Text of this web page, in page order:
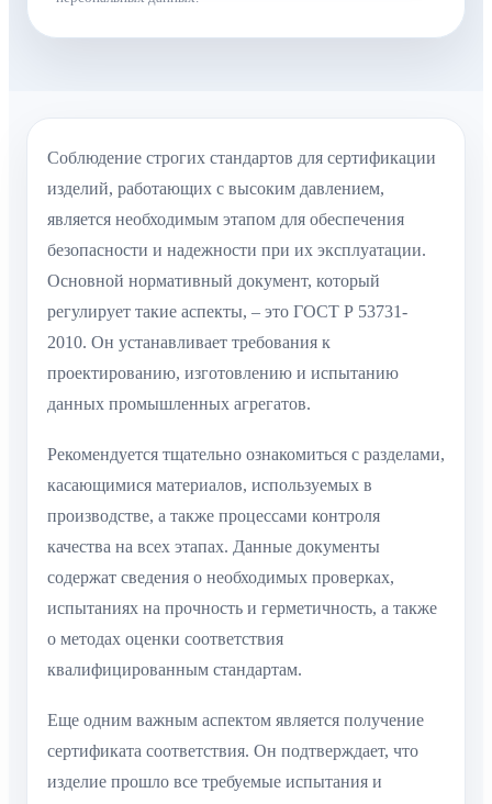
Соблюдение строгих стандартов для сертификации
изделий, работающих с высоким давлением,
является необходимым этапом для обеспечения
безопасности и надежности при их эксплуатации.
Основной нормативный документ, который
регулирует такие аспекты, – это ГОСТ Р 53731-
2010. Он устанавливает требования к
проектированию, изготовлению и испытанию
данных промышленных агрегатов.
Рекомендуется тщательно ознакомиться с разделами,
касающимися материалов, используемых в
производстве, а также процессами контроля
качества на всех этапах. Данные документы
содержат сведения о необходимых проверках,
испытаниях на прочность и герметичность, а также
о методах оценки соответствия
квалифицированным стандартам.
Еще одним важным аспектом является получение
сертификата соответствия. Он подтверждает, что
изделие прошло все требуемые испытания и